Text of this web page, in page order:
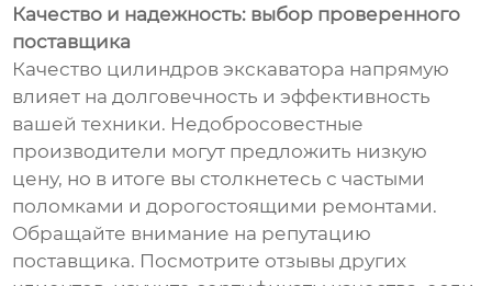
Качество и надежность: выбор проверенного
поставщика
Качество цилиндров экскаватора напрямую
влияет на долговечность и эффективность
вашей техники. Недобросовестные
производители могут предложить низкую
цену, но в итоге вы столкнетесь с частыми
поломками и дорогостоящими ремонтами.
Обращайте внимание на репутацию
поставщика. Посмотрите отзывы других